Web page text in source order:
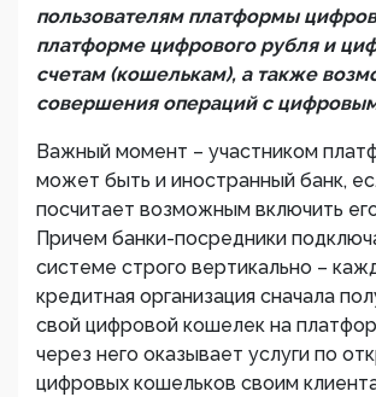
пользователям платформы
платформе цифрового рубля и
счетам (кошелькам), а также
совершения операций с
Важный момент – участником
может быть и иностранный банк,
посчитает возможным включить
Причем банки-посредники
системе строго вертикально –
кредитная организация сначала
свой цифровой кошелек на
через него оказывает услуги по
цифровых кошельков своим